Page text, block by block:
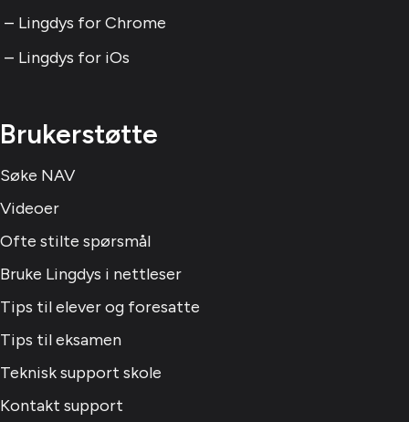
Lingdys for Chrome
Lingdys for iOs
Brukerstøtte
Søke NAV
Videoer
Ofte stilte spørsmål
Bruke Lingdys i nettleser
Tips til elever og foresatte
Tips til eksamen
Teknisk support skole
Kontakt support